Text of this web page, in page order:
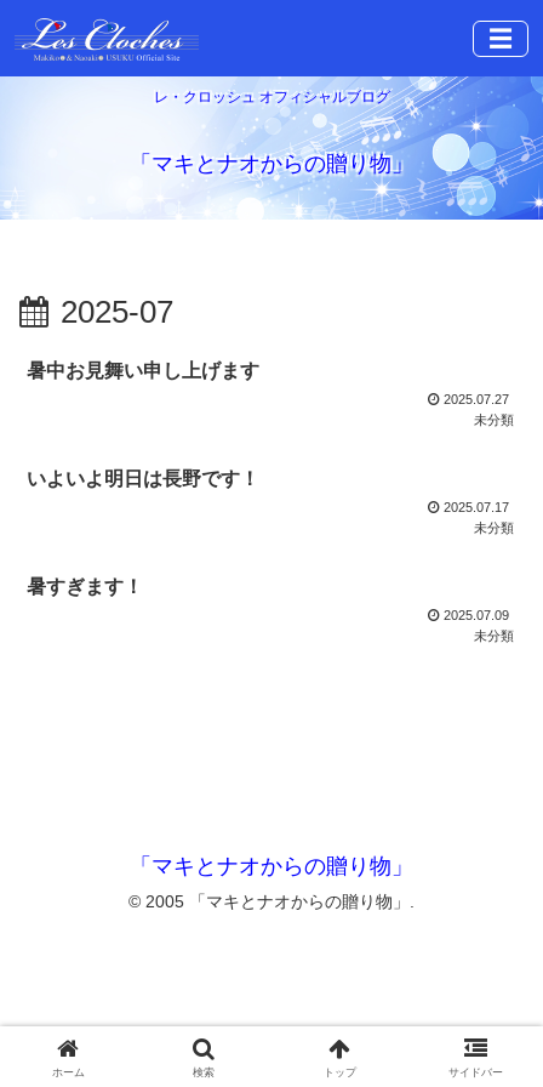
☰
レ・クロッシュ オフィシャルブログ
「マキとナオからの贈り物」
2025-07
暑中お見舞い申し上げます
2025.07.27
未分類
いよいよ明日は長野です！
2025.07.17
未分類
暑すぎます！
2025.07.09
未分類
「マキとナオからの贈り物」
© 2005 「マキとナオからの贈り物」.
ホーム 検索 トップ サイドバー